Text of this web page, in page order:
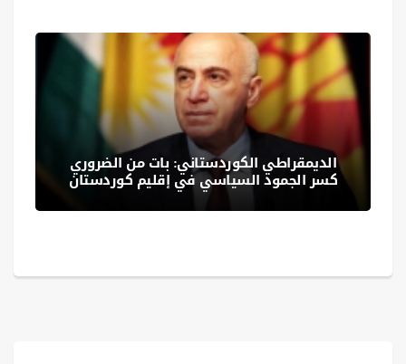
الديمقراطي الكوردستاني: بات من الضروري
كسر الجمود السياسي في إقليم كوردستان